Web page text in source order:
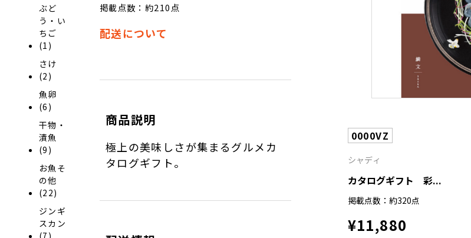
ぶど
う・い
ちご
(1)
さけ
(2)
魚卵
(6)
干物・
漬魚
(9)
お魚そ
の他
(22)
ジンギ
スカン
(7)
掲載点数：約210点
配送について
商品説明
極上の美味しさが集まるグルメカ
タログギフト。
0000VZ
シャディ
カタログギフト 彩...
掲載点数：約320点
¥11,880